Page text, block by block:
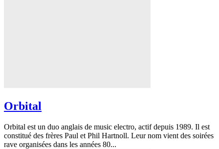
Orbital
Orbital est un duo anglais de music electro, actif depuis 1989. Il est
constitué des frères Paul et Phil Hartnoll. Leur nom vient des soirées
rave organisées dans les années 80...